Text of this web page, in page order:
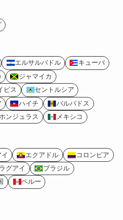
エルサルバドル
キューバ
ジャマイカ
ビス
セントルシア
ハイチ
バルバドス
ンジュラス メキシコ
エクアドル
コロンビア
グアイ
ブラジル
ペルー